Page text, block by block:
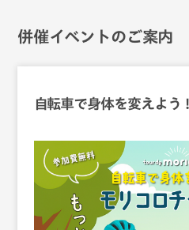
併催イベントのご案内
自転車で身体を変えよう